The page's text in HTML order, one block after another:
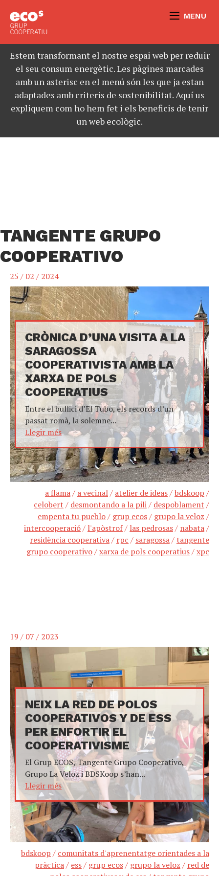
MENU
Estem transformant el nostre espai web per reduir
el seu consum energètic. Les pàgines marcades
amb un asterisc en el menú són les que ja estan
adaptades amb criteris de sostenibilitat.Aquíus
expliquem com ho hem fet i els beneficis de tenir
un web ecològic.
TANGENTE GRUPO
COOPERATIVO
25 / 02 / 2024
CRÒNICA D’UNA VISITA A LA
SARAGOSSA
COOPERATIVISTA AMB LA
XARXA DE POLS
COOPERATIUS
Entre el bullici d’El Tubo, els records d’un
passat romà, la solemne...
Llegir més
a flama/ a vecinal/ atelier de ideas/bdskoop /
celobert / desmontando a la pili/ despoblament /
empenta tu pueblo/ grup ecos/ grupo la veloz /
intercooperació/ l'apòstrof/ las pedrosas/ nabata/
residència cooperativa/ rpc / saragossa/tangente
grupo cooperativo/xarxa de pols cooperatius/xpc
19 / 07 / 2023
NEIX LA RED DE POLOS
COOPERATIVOS Y DE ESS
PER ENFORTIR EL
COOPERATIVISME
El Grup ECOS, Tangente Grupo Cooperativo,
Grupo La Veloz i BDSKoop s’han...
Llegir més
bdskoop / comunitats d'aprenentatge orientades a la
pràctica/ ess/ grup ecos/ grupo la veloz / red de